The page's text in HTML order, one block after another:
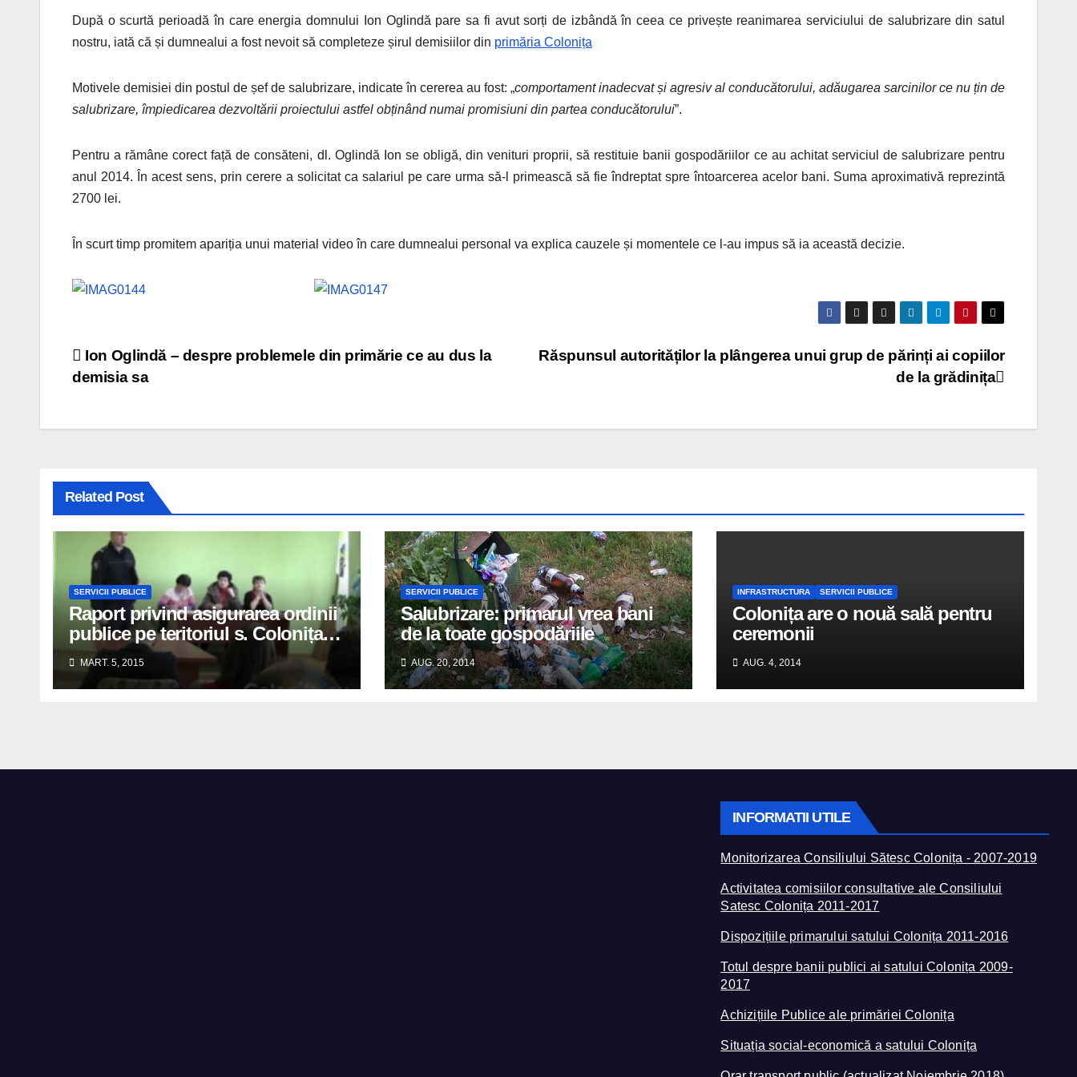
După o scurtă perioadă în care energia domnului Ion Oglindă pare sa fi avut sorți de izbândă în ceea ce privește reanimarea serviciului de salubrizare din satul
nostru, iată că și dumnealui a fost nevoit să completeze șirul demisiilor din primăria Colonița
Motivele demisiei din postul de șef de salubrizare, indicate în cererea au fost: „comportament inadecvat și agresiv al conducătorului, adăugarea sarcinilor ce nu țin de
salubrizare, împiedicarea dezvoltării proiectului astfel obținând numai promisiuni din partea conducătorului”.
Pentru a rămâne corect față de consăteni, dl. Oglindă Ion se obligă, din venituri proprii, să restituie banii gospodăriilor ce au achitat serviciul de salubrizare pentru
anul 2014. În acest sens, prin cerere a solicitat ca salariul pe care urma să-l primească să fie îndreptat spre întoarcerea acelor bani. Suma aproximativă reprezintă
2700 lei.
În scurt timp promitem apariția unui material video în care dumnealui personal va explica cauzele și momentele ce l-au impus să ia această decizie.
Navigare
articole
Răspunsul autorităților la plângerea unui grup de părinți ai copiilor
de la grădinița
Ion Oglindă – despre problemele din primărie ce au dus la
demisia sa
Related Post
SERVICII PUBLICE
Raport privind asigurarea ordinii
publice pe teritoriul s. Colonița în
anul 2014
MART. 5, 2015
SERVICII PUBLICE
Salubrizare: primarul vrea bani
de la toate gospodăriile
AUG. 20, 2014
INFRASTRUCTURA SERVICII PUBLICE
Colonița are o nouă sală pentru
ceremonii
AUG. 4, 2014
INFORMATII UTILE
Monitorizarea Consiliului Sătesc Colonița - 2007-2019
Activitatea comisiilor consultative ale Consiliului
Satesc Colonița 2011-2017
Dispozițiile primarului satului Colonița 2011-2016
Totul despre banii publici ai satului Colonița 2009-
2017
Achizițiile Publice ale primăriei Colonița
Situația social-economică a satului Colonița